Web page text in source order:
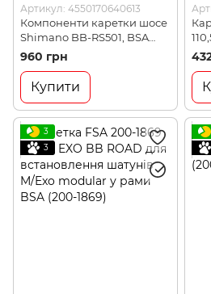
Артикул: 4550170640613
Компоненти каретки шосе
Shimano BB-RS501, BSA
(SHMO EBBRS501B)
960 грн
Купити
3
3